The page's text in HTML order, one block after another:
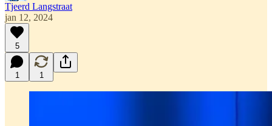
Tjeerd Langstraat
jan 12, 2024
5
1 1